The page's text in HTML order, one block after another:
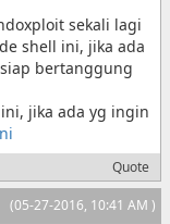
sekali lagi
shell ini, jika ada
bertanggung
jika ada yg ingin
Quote
(05-27-2016, 10:41 AM )